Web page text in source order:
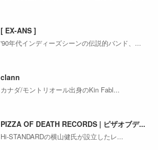
[ EX-ANS ]
'90年代インディーズシーンの伝説的バンド、...
clann
カナダ/モントリオール出身のKin Fabl...
PIZZA OF DEATH RECORDS | ピザオブデ...
Hi-STANDARDの横山健氏が設立したレ...